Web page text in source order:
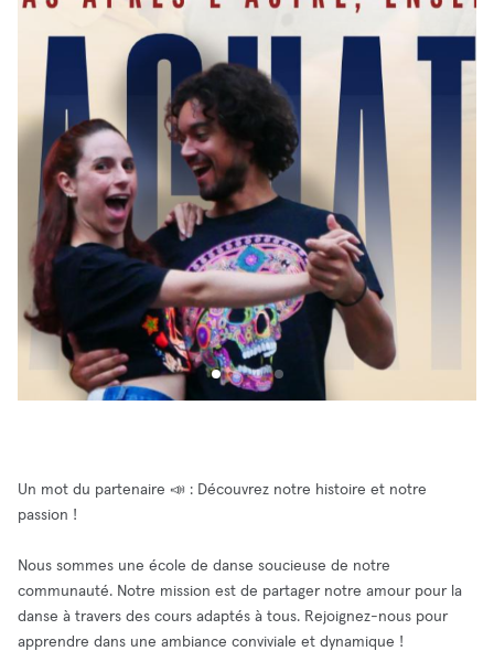
Un mot du partenaire 📣 : Découvrez notre histoire et notre
passion !
Nous sommes une école de danse soucieuse de notre
communauté. Notre mission est de partager notre amour pour la
danse à travers des cours adaptés à tous. Rejoignez-nous pour
apprendre dans une ambiance conviviale et dynamique !